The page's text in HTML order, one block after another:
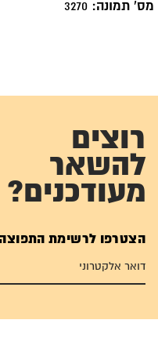
מס' תמונה:
רוצים
להשאר
מעודכנים?
הצטרפו לרשימת